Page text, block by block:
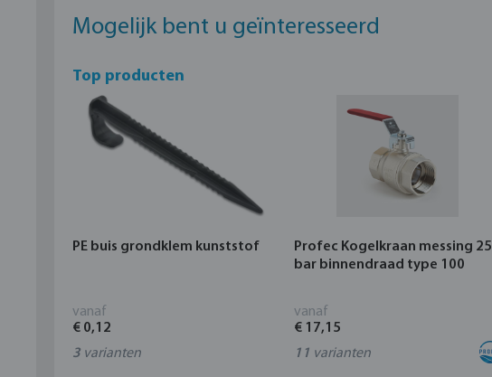
Mogelijk bent u geïnteresseerd
Top producten
PE buis grondklem kunststof
vanaf
€ 0,12
3 varianten
Profec Kogelkraan messing 25
bar binnendraad type 100
vanaf
€ 17,15
11 varianten